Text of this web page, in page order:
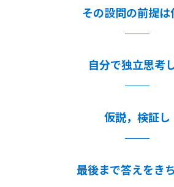
その設問の前提は
自分で独立思考
仮説，検証し
最後まで答えをき